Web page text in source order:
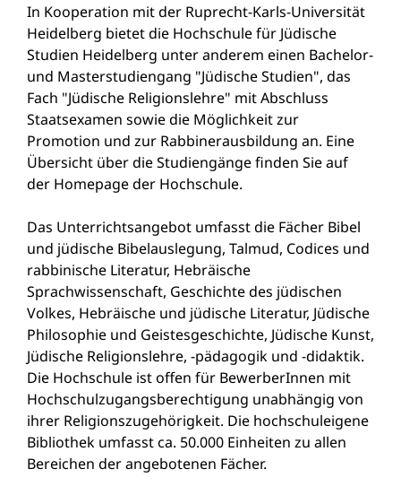
In Kooperation mit der Ruprecht-Karls-Universität
Heidelberg bietet die Hochschule für Jüdische
Studien Heidelberg unter anderem einen Bachelor-
und Masterstudiengang "Jüdische Studien", das
Fach "Jüdische Religionslehre" mit Abschluss
Staatsexamen sowie die Möglichkeit zur
Promotion und zur Rabbinerausbildung an. Eine
Übersicht über die Studiengänge finden Sie auf
der Homepage der Hochschule.
Das Unterrichtsangebot umfasst die Fächer Bibel
und jüdische Bibelauslegung, Talmud, Codices und
rabbinische Literatur, Hebräische
Sprachwissenschaft, Geschichte des jüdischen
Volkes, Hebräische und jüdische Literatur, Jüdische
Philosophie und Geistesgeschichte, Jüdische Kunst,
Jüdische Religionslehre, -pädagogik und -didaktik.
Die Hochschule ist offen für BewerberInnen mit
Hochschulzugangsberechtigung unabhängig von
ihrer Religionszugehörigkeit. Die hochschuleigene
Bibliothek umfasst ca. 50.000 Einheiten zu allen
Bereichen der angebotenen Fächer.